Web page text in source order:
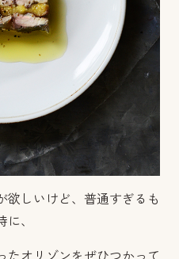
欲しいけど、普通すぎるも
、
たオリゾンをぜひつかって